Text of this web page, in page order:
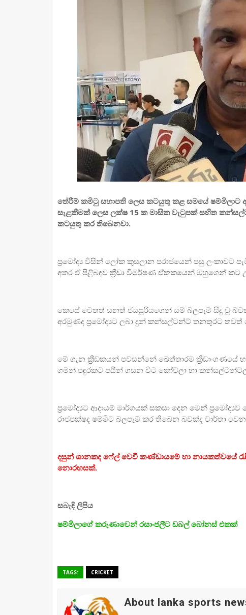
තේරීම් කමිටු සභාපති ලෙස කටයුතු කළ සමයේ ෂම්මිලාට
සැළකීමක් ලෙස ලක්ෂ 15 ක මාසික වැටුපක් සහිත
කටයුතු කර තිබෙනවා.
ප්‍රමෝද්‍ය විසින් ලෝක කුසලාන පරාජයෙන් පසු ලංකාවට
අතර ඒ පිළිබඳව ක්‍රීඩා විමර්ෂණ ඒකකයෙන් ඔහුගෙන් කට
කෙසේ වෙතත් සනත් ජයසූරියගෙන් යම් බලපෑම් සිදු වූ
අරමුණද ප්‍රමෝද්‍යට ලබා දුන් කන්සල්ටන්ට් තනතුරට තවත්
මේ ගැන ක්‍රීඩකයන් පවසන්නේ ඛෙත්තාරම
ගමන් පඳුරකට පයින් ගසන විට කෝච්ලා හා
ප්‍රමෝද්‍යට ආදායම් මාර්ගයක් සකසා දෙන මෙන්
රාජපක්ෂද ෂම්මිට බලපෑම් කර තිබෙන බවක්ද වාර්තා
දසුන් ශානකද ෆේල් වෙවී කණ්ඩායමේ හා නායකත්වයේ
නොරහසක්.
සබැඳි ලිපිය
ෂම්මිලාගේ කරුණාවෙන් රසාංජලීට ඩබල් බෝනස් එකක්
TAGS: CRICKET
About lanka sports